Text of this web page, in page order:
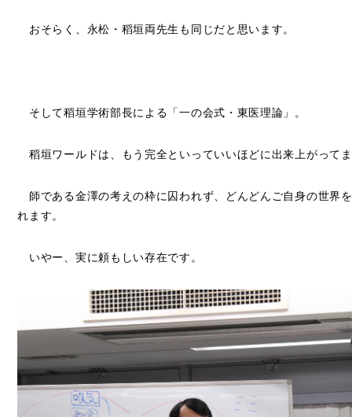
おそらく、永松・稻垣両先生も同じだと思います。
そして稻垣学術部長による「一の会式・東医理論」。
稻垣ワールドは、もう完全といっていいほどに出来上がって
師である金澤の考えの枠に囚われず、どんどんご自身の世界
れます。
いやー、実に頼もしい存在です。